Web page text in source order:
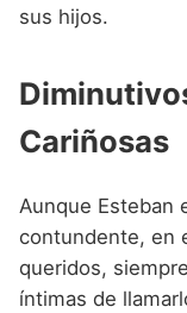
sus hijos.
Cariñosas
Aunque Esteban
contundente, en
queridos,
íntimas de